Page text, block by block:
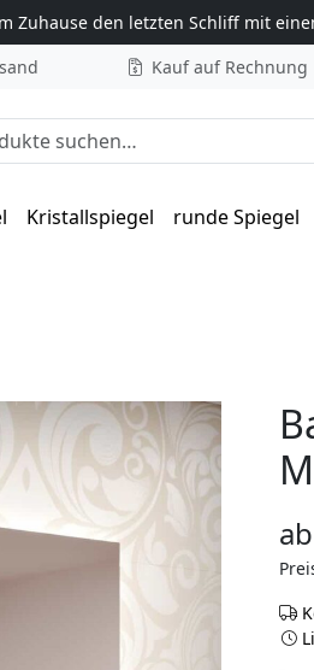
Zuhause den letzten Schliff mit
Kauf auf Rechnung
nach:
Kristallspiegel runde Spiegel
ab